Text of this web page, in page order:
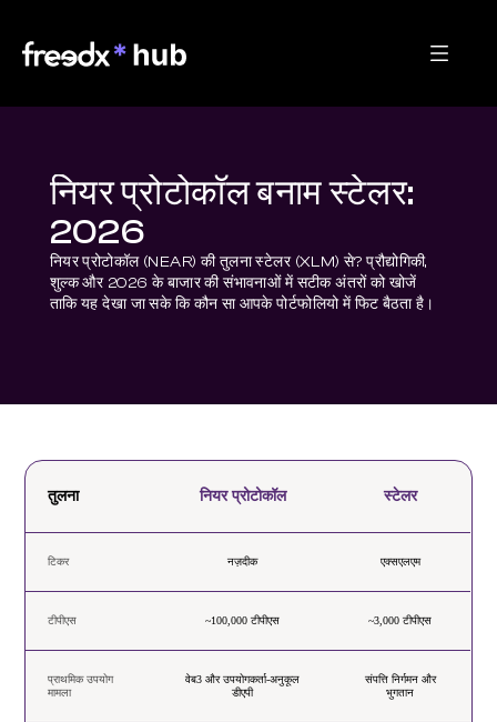
नियर प्रोटोकॉल बनाम स्टेलर:
2026
नियर प्रोटोकॉल (NEAR) की तुलना स्टेलर (XLM) से? प्रौद्योगिकी,
शुल्क और 2026 के बाजार की संभावनाओं में सटीक अंतरों को खोजें
ताकि यह देखा जा सके कि कौन सा आपके पोर्टफोलियो में फिट बैठता है।
तुलना नियर प्रोटोकॉल स्टेलर
टिकर नज़दीक एक्सएलएम
टीपीएस ~100,000 टीपीएस ~3,000 टीपीएस
प्राथमिक उपयोग
मामला
वेब3 और उपयोगकर्ता-अनुकूल
डीएपी
संपत्ति निर्गमन और
भुगतान